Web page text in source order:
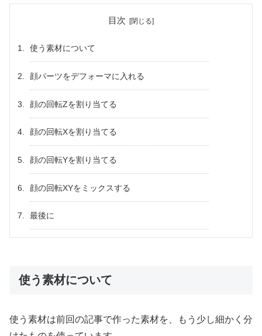
目次
使う素材について
顔パーツをデフォーマに入れる
顔の回転Zを割り当てる
顔の回転Xを割り当てる
顔の回転Yを割り当てる
顔の回転XYをミックスする
最後に
使う素材について
使う素材は前回の記事で作った素材を、もう少し細かく分